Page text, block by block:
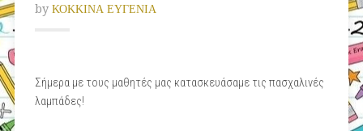
by ΚΟΚΚΙΝΑ ΕΥΓΕΝΙΑ
Σήμερα με τους μαθητές μας κατασκευάσαμε τις πασχαλινές
λαμπάδες!